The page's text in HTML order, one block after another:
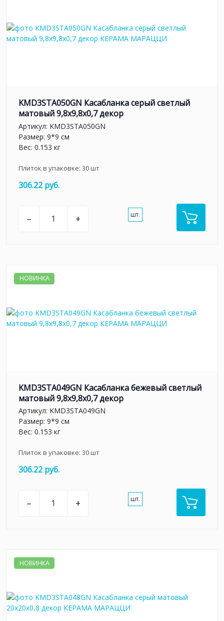
KMD3STA050GN Касабланка серый светлый
матовый 9,8x9,8x0,7 декор
Артикул: KMD3STA050GN
Размер: 9*9 см
Вес: 0.153 кг
Плиток в упаковке: 30шт
306.22 руб.
– + шт.
НОВИНКА
KMD3STA049GN Касабланка бежевый светлый
матовый 9,8x9,8x0,7 декор
Артикул: KMD3STA049GN
Размер: 9*9 см
Вес: 0.153 кг
Плиток в упаковке: 30шт
306.22 руб.
– + шт.
НОВИНКА